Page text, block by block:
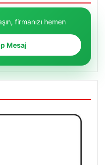
firmanızı hemen
Mesaj